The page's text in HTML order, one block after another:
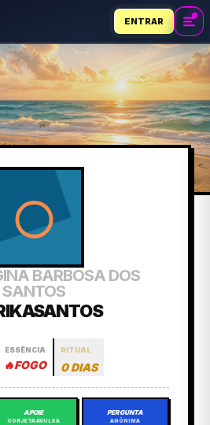
ENTRAR
BARBOSA DOS
SANTOS
ESSÊNCIA
🔥FOGO
RITUAL
0 DIAS
APOIE
GORJETA AVULSA
PERGUNTA
ANÔNIMA